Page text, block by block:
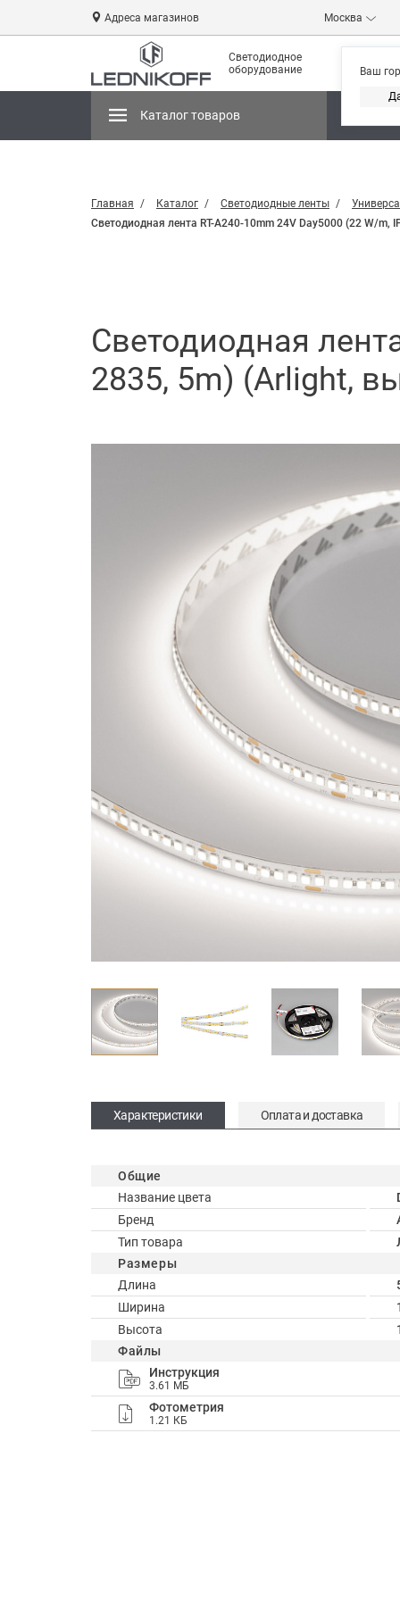
Адреса магазинов Москва
Ваш
Светодиодное
оборудование
Каталог товаров
Главная Каталог Светодиодные ленты
Светодиодная лента RT-A240-10mm 24V Day5000 (22 W/
Светодиодная
2835, 5m) (Arlight,
Характеристики Оплата и доставка
Общие
Название цвета
Бренд
Тип товара
Размеры
Длина
Ширина
Высота
Файлы
Инструкция
3.61 МБ
Фотометрия
1.21 КБ